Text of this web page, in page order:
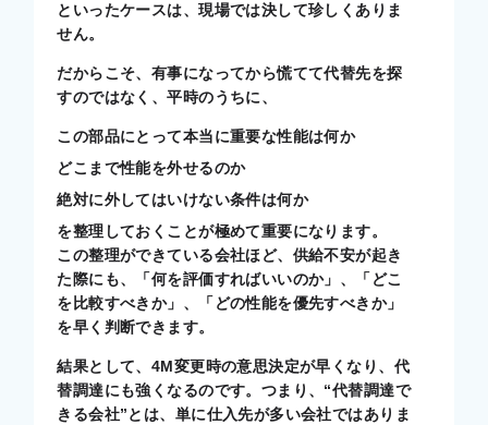
といったケースは、現場では決して珍しくありま
せん。
だからこそ、有事になってから慌てて代替先を探
すのではなく、平時のうちに、
この部品にとって本当に重要な性能は何か
どこまで性能を外せるのか
絶対に外してはいけない条件は何か
を整理しておくことが極めて重要になります。
この整理ができている会社ほど、供給不安が起き
た際にも、「何を評価すればいいのか」、「どこ
を比較すべきか」、「どの性能を優先すべきか」
を早く判断できます。
結果として、4M変更時の意思決定が早くなり、代
替調達にも強くなるのです。つまり、“代替調達で
きる会社”とは、単に仕入先が多い会社ではありま